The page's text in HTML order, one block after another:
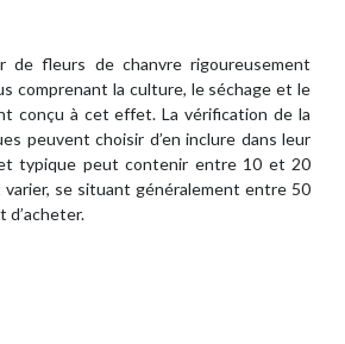
de fleurs de chanvre rigoureusement
comprenant la culture, le séchage et le
conçu à cet effet. La vérification de la
peuvent choisir d’en inclure dans leur
typique peut contenir entre 10 et 20
se situant généralement entre 50
d’acheter.